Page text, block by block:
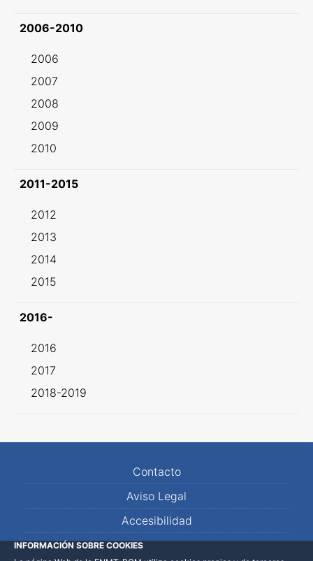
2006-2010
2006
2007
2008
2009
2010
2011-2015
2012
2013
2014
2015
2016-
2016
2017
2018-2019
Contacto
Aviso Legal
Accesibilidad
Mapa Web
INFORMACIÓN SOBRE COOKIES